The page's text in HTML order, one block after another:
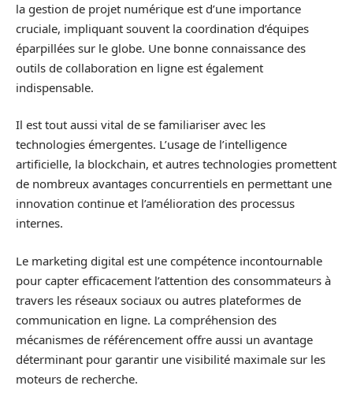
la gestion de projet numérique est d’une importance
cruciale, impliquant souvent la coordination d’équipes
éparpillées sur le globe. Une bonne connaissance des
outils de collaboration en ligne est également
indispensable.
Il est tout aussi vital de se familiariser avec les
technologies émergentes. L’usage de l’intelligence
artificielle, la blockchain, et autres technologies promettent
de nombreux avantages concurrentiels en permettant une
innovation continue et l’amélioration des processus
internes.
Le marketing digital est une compétence incontournable
pour capter efficacement l’attention des consommateurs à
travers les réseaux sociaux ou autres plateformes de
communication en ligne. La compréhension des
mécanismes de référencement offre aussi un avantage
déterminant pour garantir une visibilité maximale sur les
moteurs de recherche.